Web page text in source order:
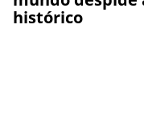
histórico